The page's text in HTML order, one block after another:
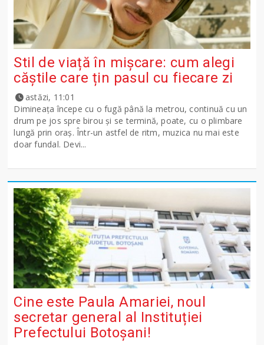
Stil de viață în mișcare: cum alegi
căștile care țin pasul cu fiecare zi
astăzi, 11:01
Dimineața începe cu o fugă până la metrou, continuă cu un
drum pe jos spre birou și se termină, poate, cu o plimbare
lungă prin oraș. Într-un astfel de ritm, muzica nu mai este
doar fundal. Devi...
Cine este Paula Amariei, noul
secretar general al Instituției
Prefectului Botoșani!